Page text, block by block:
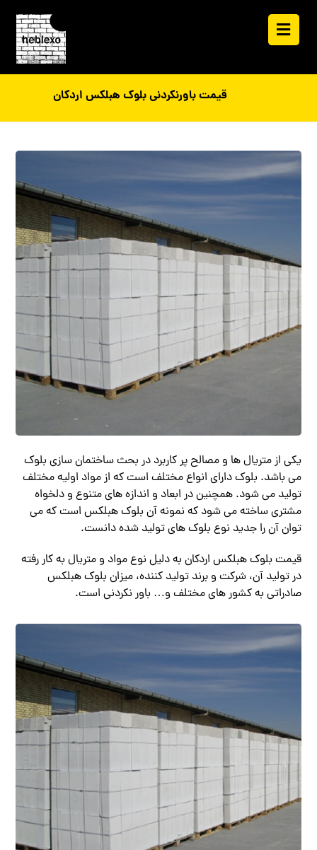
قیمت باورنکردنی بلوک هبلکس اردکان
یکی از متریال ها و مصالح پر کاربرد در بحث ساختمان سازی بلوک
می باشد. بلوک دارای انواع مختلف است که از مواد اولیه مختلف
تولید می شود. همچنین در ابعاد و اندازه های متنوع و دلخواه
مشتری ساخته می شود که نمونه آن بلوک هبلکس است که می
توان آن را جدید نوع بلوک های تولید شده دانست.
قیمت بلوک هبلکس اردکان به دلیل نوع مواد و متریال به کار رفته
در تولید آن، شرکت و برند تولید کننده، میزان بلوک هبلکس
صادراتی به کشور های مختلف و… باور نکردنی است.